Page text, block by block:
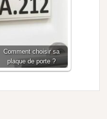
Comment choisir sa
plaque de porte ?